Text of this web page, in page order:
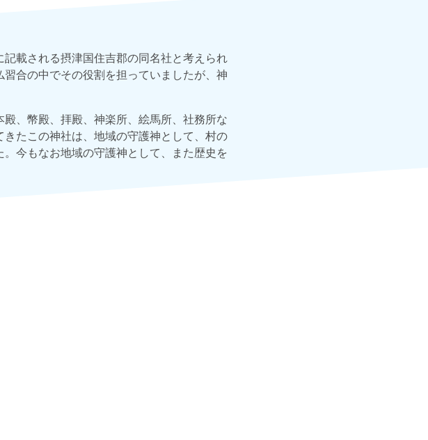
記載される摂津国住吉郡の同名社と考えられ
合の中でその役割を担っていましたが、神
、幣殿、拝殿、神楽所、絵馬所、社務所な
たこの神社は、地域の守護神として、村の
今もなお地域の守護神として、また歴史を